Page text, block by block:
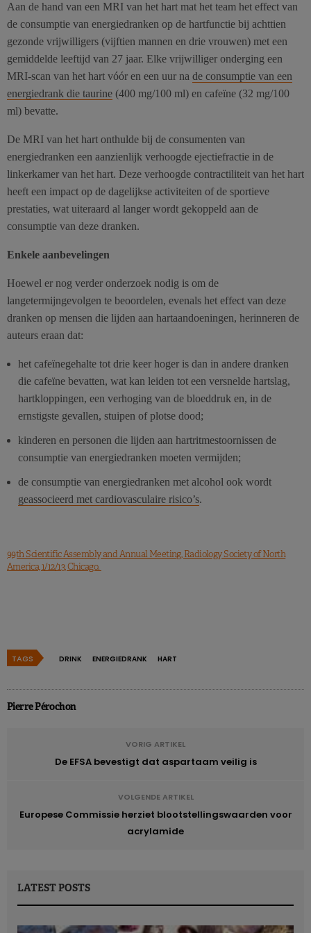
Aan de hand van een MRI van het hart mat het team het effect van
de consumptie van energiedranken op de hartfunctie bij achttien
gezonde vrijwilligers (vijftien mannen en drie vrouwen) met een
gemiddelde leeftijd van 27 jaar. Elke vrijwilliger onderging een
MRI-scan van het hart vóór en een uur na de consumptie van een
energiedrank die taurine (400 mg/100 ml) en cafeïne (32 mg/100
ml) bevatte.
De MRI van het hart onthulde bij de consumenten van
energiedranken een aanzienlijk verhoogde ejectiefractie in de
linkerkamer van het hart. Deze verhoogde contractiliteit van het hart
heeft een impact op de dagelijkse activiteiten of de sportieve
prestaties, wat uiteraard al langer wordt gekoppeld aan de
consumptie van deze dranken.
Enkele aanbevelingen
Hoewel er nog verder onderzoek nodig is om de
langetermijngevolgen te beoordelen, evenals het effect van deze
dranken op mensen die lijden aan hartaandoeningen, herinneren de
auteurs eraan dat:
het cafeïnegehalte tot drie keer hoger is dan in andere dranken
die cafeïne bevatten, wat kan leiden tot een versnelde hartslag,
hartkloppingen, een verhoging van de bloeddruk en, in de
ernstigste gevallen, stuipen of plotse dood;
kinderen en personen die lijden aan hartritmestoornissen de
consumptie van energiedranken moeten vermijden;
de consumptie van energiedranken met alcohol ook wordt
geassocieerd met cardiovasculaire risico’s.
99th Scientific Assembly and Annual Meeting, Radiology Society of North
America, 1/12/13, Chicago.
TAGS DRINK ENERGIEDRANK HART
Pierre Pérochon
VORIG ARTIKEL
De EFSA bevestigt dat aspartaam veilig is
VOLGENDE ARTIKEL
Europese Commissie herziet blootstellingswaarden voor
acrylamide
LATEST POSTS